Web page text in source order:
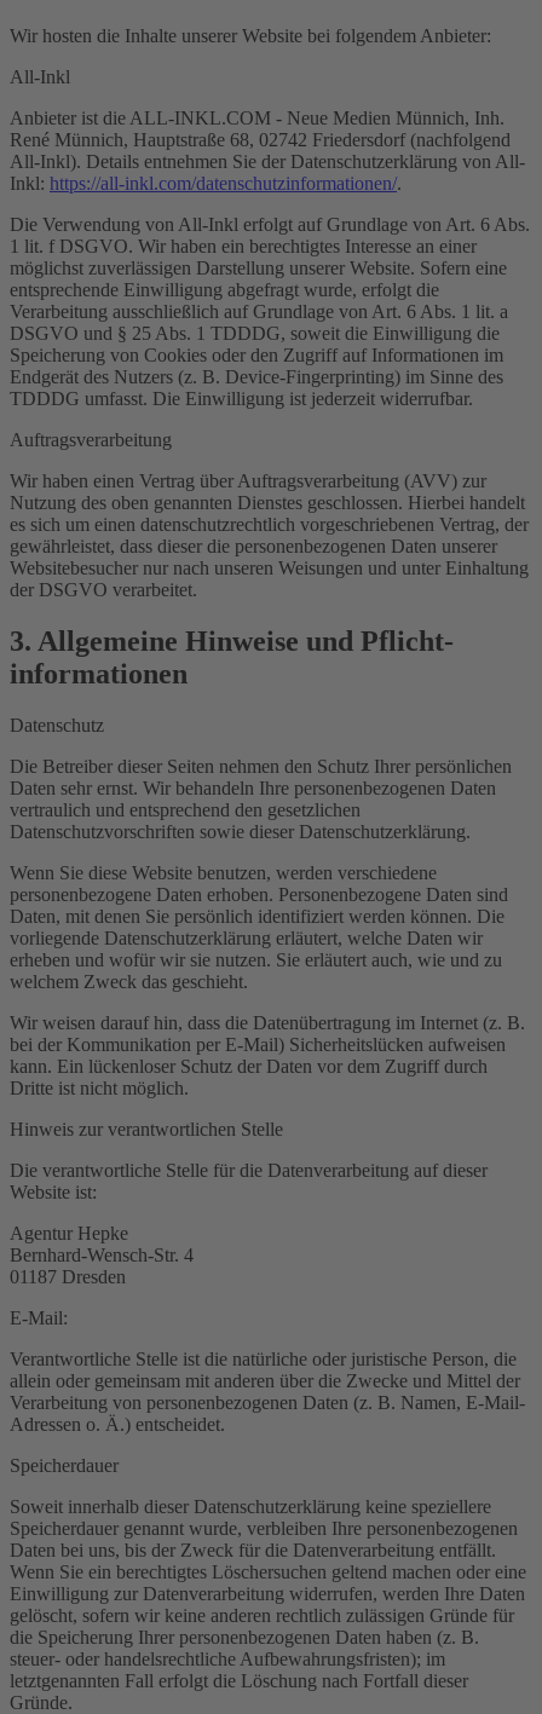
Wir hosten die Inhalte unserer Website bei folgendem Anbieter:
All-Inkl
Anbieter ist die ALL-INKL.COM - Neue Medien Münnich, Inh.
René Münnich, Hauptstraße 68, 02742 Friedersdorf (nachfolgend
All-Inkl). Details entnehmen Sie der Datenschutzerklärung von All-
Inkl: https://all-inkl.com/datenschutzinformationen/.
Die Verwendung von All-Inkl erfolgt auf Grundlage von Art. 6 Abs.
1 lit. f DSGVO. Wir haben ein berechtigtes Interesse an einer
möglichst zuverlässigen Darstellung unserer Website. Sofern eine
entsprechende Einwilligung abgefragt wurde, erfolgt die
Verarbeitung ausschließlich auf Grundlage von Art. 6 Abs. 1 lit. a
DSGVO und § 25 Abs. 1 TDDDG, soweit die Einwilligung die
Speicherung von Cookies oder den Zugriff auf Informationen im
Endgerät des Nutzers (z. B. Device-Fingerprinting) im Sinne des
TDDDG umfasst. Die Einwilligung ist jederzeit widerrufbar.
Auftragsverarbeitung
Wir haben einen Vertrag über Auftragsverarbeitung (AVV) zur
Nutzung des oben genannten Dienstes geschlossen. Hierbei handelt
es sich um einen datenschutzrechtlich vorgeschriebenen Vertrag, der
gewährleistet, dass dieser die personenbezogenen Daten unserer
Websitebesucher nur nach unseren Weisungen und unter Einhaltung
der DSGVO verarbeitet.
3. Allgemeine Hinweise und Pflicht­
informationen
Datenschutz
Die Betreiber dieser Seiten nehmen den Schutz Ihrer persönlichen
Daten sehr ernst. Wir behandeln Ihre personenbezogenen Daten
vertraulich und entsprechend den gesetzlichen
Datenschutzvorschriften sowie dieser Datenschutzerklärung.
Wenn Sie diese Website benutzen, werden verschiedene
personenbezogene Daten erhoben. Personenbezogene Daten sind
Daten, mit denen Sie persönlich identifiziert werden können. Die
vorliegende Datenschutzerklärung erläutert, welche Daten wir
erheben und wofür wir sie nutzen. Sie erläutert auch, wie und zu
welchem Zweck das geschieht.
Wir weisen darauf hin, dass die Datenübertragung im Internet (z. B.
bei der Kommunikation per E-Mail) Sicherheitslücken aufweisen
kann. Ein lückenloser Schutz der Daten vor dem Zugriff durch
Dritte ist nicht möglich.
Hinweis zur verantwortlichen Stelle
Die verantwortliche Stelle für die Datenverarbeitung auf dieser
Website ist:
Agentur Hepke
Bernhard-Wensch-Str. 4
01187 Dresden
E-Mail:
Verantwortliche Stelle ist die natürliche oder juristische Person, die
allein oder gemeinsam mit anderen über die Zwecke und Mittel der
Verarbeitung von personenbezogenen Daten (z. B. Namen, E-Mail-
Adressen o. Ä.) entscheidet.
Speicherdauer
Soweit innerhalb dieser Datenschutzerklärung keine speziellere
Speicherdauer genannt wurde, verbleiben Ihre personenbezogenen
Daten bei uns, bis der Zweck für die Datenverarbeitung entfällt.
Wenn Sie ein berechtigtes Löschersuchen geltend machen oder eine
Einwilligung zur Datenverarbeitung widerrufen, werden Ihre Daten
gelöscht, sofern wir keine anderen rechtlich zulässigen Gründe für
die Speicherung Ihrer personenbezogenen Daten haben (z. B.
steuer- oder handelsrechtliche Aufbewahrungsfristen); im
letztgenannten Fall erfolgt die Löschung nach Fortfall dieser
Gründe.